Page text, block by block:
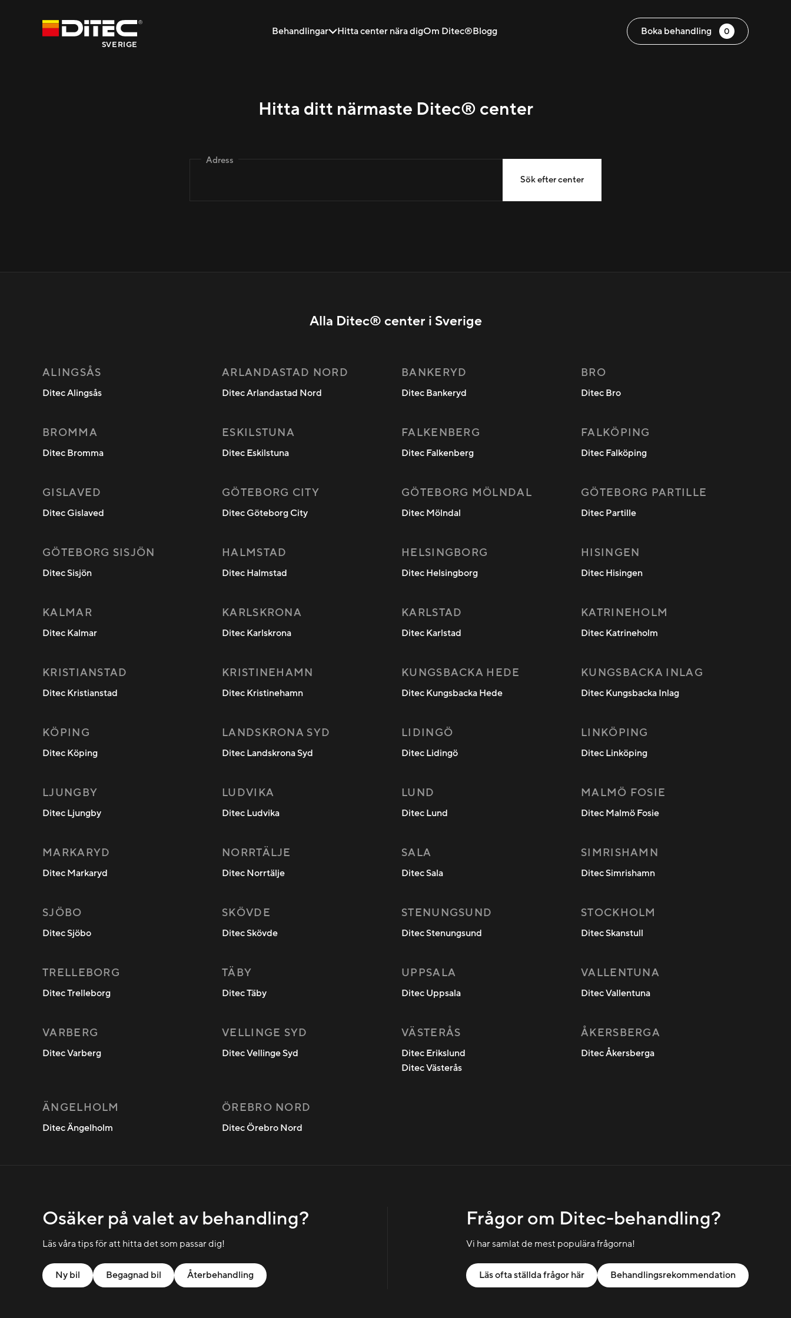
SVERIGE
Behandlingar Hitta center nära digOm Ditec®Blogg Boka behandling 0
Hitta ditt närmaste Ditec® center
Adress
Sök efter center
Alla Ditec® center i Sverige
ALINGSÅS
Ditec Alingsås
ARLANDASTAD NORD
Ditec Arlandastad Nord
BANKERYD
Ditec Bankeryd
BRO
Ditec Bro
BROMMA
Ditec Bromma
ESKILSTUNA
Ditec Eskilstuna
FALKENBERG
Ditec Falkenberg
FALKÖPING
Ditec Falköping
GISLAVED
Ditec Gislaved
GÖTEBORG CITY
Ditec Göteborg City
GÖTEBORG MÖLNDAL
Ditec Mölndal
GÖTEBORG PARTILLE
Ditec Partille
GÖTEBORG SISJÖN
Ditec Sisjön
HALMSTAD
Ditec Halmstad
HELSINGBORG
Ditec Helsingborg
HISINGEN
Ditec Hisingen
KALMAR
Ditec Kalmar
KARLSKRONA
Ditec Karlskrona
KARLSTAD
Ditec Karlstad
KATRINEHOLM
Ditec Katrineholm
KRISTIANSTAD
Ditec Kristianstad
KRISTINEHAMN
Ditec Kristinehamn
KUNGSBACKA HEDE
Ditec Kungsbacka Hede
KUNGSBACKA INLAG
Ditec Kungsbacka Inlag
KÖPING
Ditec Köping
LANDSKRONA SYD
Ditec Landskrona Syd
LIDINGÖ
Ditec Lidingö
LINKÖPING
Ditec Linköping
LJUNGBY
Ditec Ljungby
LUDVIKA
Ditec Ludvika
LUND
Ditec Lund
MALMÖ FOSIE
Ditec Malmö Fosie
MARKARYD
Ditec Markaryd
NORRTÄLJE
Ditec Norrtälje
SALA
Ditec Sala
SIMRISHAMN
Ditec Simrishamn
SJÖBO
Ditec Sjöbo
SKÖVDE
Ditec Skövde
STENUNGSUND
Ditec Stenungsund
STOCKHOLM
Ditec Skanstull
TRELLEBORG
Ditec Trelleborg
TÄBY
Ditec Täby
UPPSALA
Ditec Uppsala
VALLENTUNA
Ditec Vallentuna
VARBERG
Ditec Varberg
VELLINGE SYD
Ditec Vellinge Syd
VÄSTERÅS
Ditec Erikslund
Ditec Västerås
ÅKERSBERGA
Ditec Åkersberga
ÄNGELHOLM
Ditec Ängelholm
ÖREBRO NORD
Ditec Örebro Nord
Osäker på valet av behandling?
Läs våra tips för att hitta det som passar dig!
Ny bil Begagnad bil Återbehandling
Frågor om Ditec-behandling?
Vi har samlat de mest populära frågorna!
Läs ofta ställda frågor här Behandlingsrekommendation